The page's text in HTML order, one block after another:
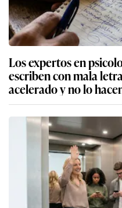
Los expertos en
escriben con mala
acelerado y no lo